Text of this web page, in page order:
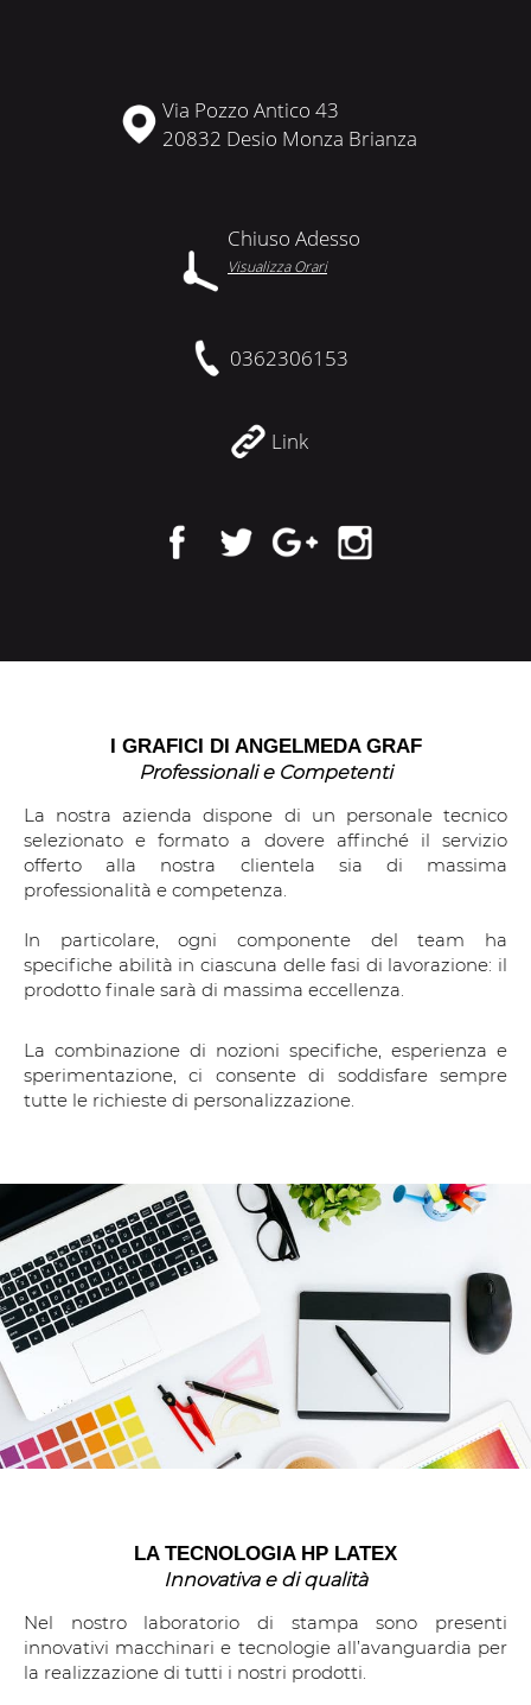
Via Pozzo Antico 43
20832 Desio Monza Brianza
Chiuso Adesso
Visualizza Orari
0362306153
Link
I GRAFICI DI ANGELMEDA GRAF
Professionali e Competenti
La nostra azienda dispone di un personale tecnico
selezionato e formato a dovere affinché il servizio
offerto alla nostra clientela sia di massima
professionalità e competenza.
In particolare, ogni componente del team ha
specifiche abilità in ciascuna delle fasi di lavorazione: il
prodotto finale sarà di massima eccellenza.
La combinazione di nozioni specifiche, esperienza e
sperimentazione, ci consente di soddisfare sempre
tutte le richieste di personalizzazione.
LA TECNOLOGIA HP LATEX
Innovativa e di qualità
Nel nostro laboratorio di stampa sono presenti
innovativi macchinari e tecnologie all’avanguardia per
la realizzazione di tutti i nostri prodotti.